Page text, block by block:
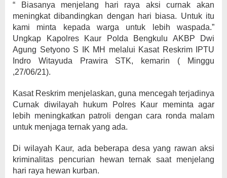
“ Biasanya menjelang hari raya aksi curnak akan
meningkat dibandingkan dengan hari biasa. Untuk itu
kami minta kepada warga untuk lebih waspada.”
Ungkap Kapolres Kaur Polda Bengkulu AKBP Dwi
Agung Setyono S IK MH melalui Kasat Reskrim IPTU
Indro Witayuda Prawira STK, kemarin ( Minggu
,27/06/21).
Kasat Reskrim menjelaskan, guna mencegah terjadinya
Curnak diwilayah hukum Polres Kaur meminta agar
lebih meningkatkan patroli dengan cara ronda malam
untuk menjaga ternak yang ada.
Di wilayah Kaur, ada beberapa desa yang rawan aksi
kriminalitas pencurian hewan ternak saat menjelang
hari raya hewan kurban.